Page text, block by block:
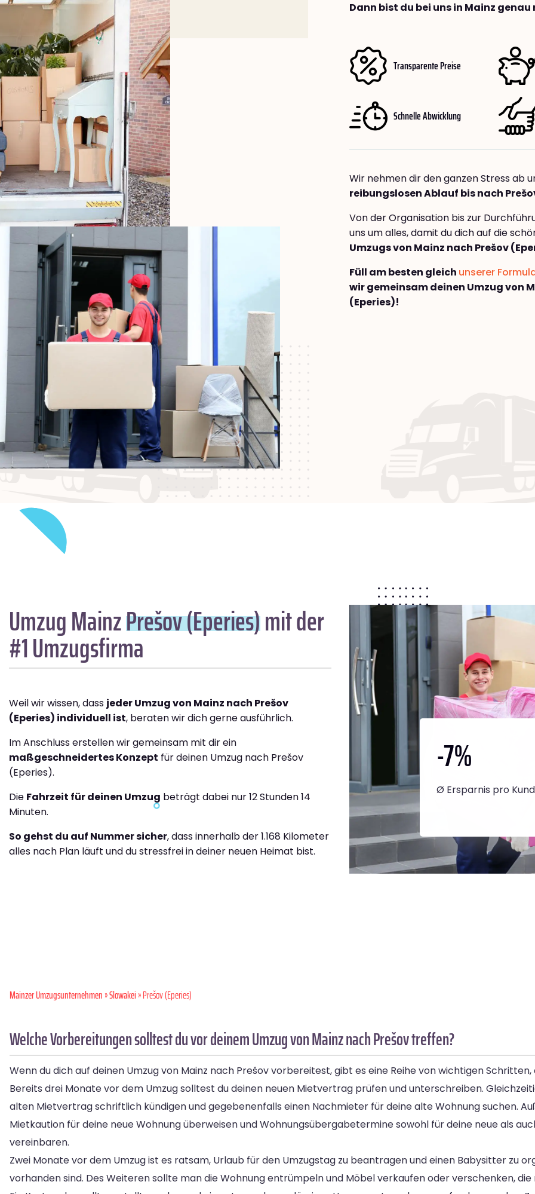
Dann bist du bei uns in Mainz
Transparente Preise
Schnelle Abwicklung
Wir nehmen dir den ganzen Stress ab
reibungslosen Ablauf bis nach
Von der Organisation bis zur
uns um alles, damit du dich auf die
Umzugs von Mainz nach Prešov
Füll am besten gleich unserer
wir gemeinsam deinen Umzug von
(Eperies)!
Umzug MainzPrešov (Eperies)mit der
#1 Umzugsfirma
Weil wir wissen, dass jeder Umzug von Mainz nach Prešov
(Eperies) individuell ist, beraten wir dich gerne ausführlich.
Im Anschluss erstellen wir gemeinsam mit dir ein
maßgeschneidertes Konzept für deinen Umzug nach Prešov
(Eperies).
Die Fahrzeit für deinen Umzug beträgt dabei nur 12 Stunden 14
Minuten.
So gehst du auf Nummer sicher, dass innerhalb der 1.168 Kilometer
alles nach Plan läuft und du stressfrei in deiner neuen Heimat bist.
-7%
Ø Ersparnis pro
Mainzer Umzugsunternehmen»Slowakei» Prešov (Eperies)
Welche Vorbereitungen solltest du vor deinem Umzug von Mainz nach Prešov treffen?
Wenn du dich auf deinen Umzug von Mainz nach Prešov vorbereitest, gibt es eine Reihe von wichtigen
Bereits drei Monate vor dem Umzug solltest du deinen neuen Mietvertrag prüfen und unterschreiben.
alten Mietvertrag schriftlich kündigen und gegebenenfalls einen Nachmieter für deine alte Wohnung suchen.
Mietkaution für deine neue Wohnung überweisen und Wohnungsübergabetermine sowohl für deine neue als
vereinbaren.
Zwei Monate vor dem Umzug ist es ratsam, Urlaub für den Umzugstag zu beantragen und einen Babysitter zu
vorhanden sind. Des Weiteren sollte man die Wohnung entrümpeln und Möbel verkaufen oder verschenken,